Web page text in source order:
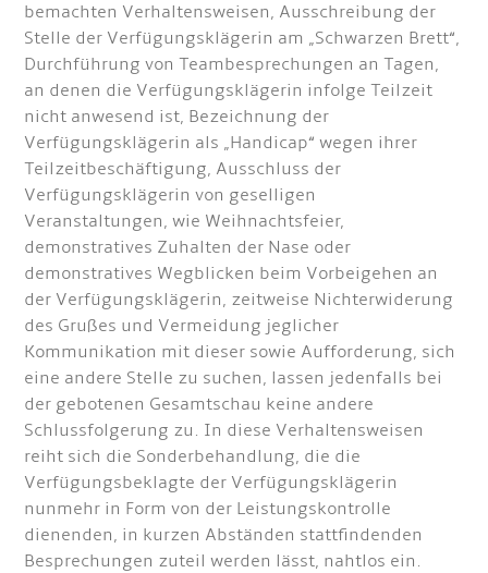
bemachten Verhaltensweisen, Ausschreibung der
Stelle der Verfügungsklägerin am „Schwarzen Brett“,
Durchführung von Teambesprechungen an Tagen,
an denen die Verfügungsklägerin infolge Teilzeit
nicht anwesend ist, Bezeichnung der
Verfügungsklägerin als „Handicap“ wegen ihrer
Teilzeitbeschäftigung, Ausschluss der
Verfügungsklägerin von geselligen
Veranstaltungen, wie Weihnachtsfeier,
demonstratives Zuhalten der Nase oder
demonstratives Wegblicken beim Vorbeigehen an
der Verfügungsklägerin, zeitweise Nichterwiderung
des Grußes und Vermeidung jeglicher
Kommunikation mit dieser sowie Aufforderung, sich
eine andere Stelle zu suchen, lassen jedenfalls bei
der gebotenen Gesamtschau keine andere
Schlussfolgerung zu. In diese Verhaltensweisen
reiht sich die Sonderbehandlung, die die
Verfügungsbeklagte der Verfügungsklägerin
nunmehr in Form von der Leistungskontrolle
dienenden, in kurzen Abständen stattfindenden
Besprechungen zuteil werden lässt, nahtlos ein.